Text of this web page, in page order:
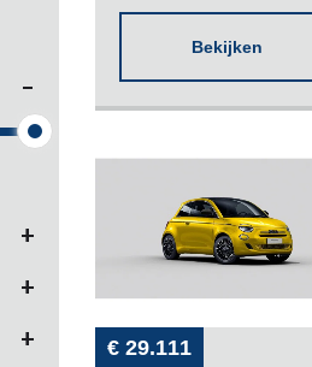
Bekijken
€ 29.111